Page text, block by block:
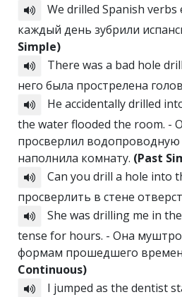
We drilled Spanish
каждый день зубрили
Simple)
There was a bad hole
него была прострелена
He accidentally drilled
the water flooded the room. -
просверлил водопроводную
наполнила комнату. (Past
Can you drill a hole into
просверлить в стене
She was drilling me in
tense for hours. - Она
формам прошедшего
Continuous)
I jumped as the dentist